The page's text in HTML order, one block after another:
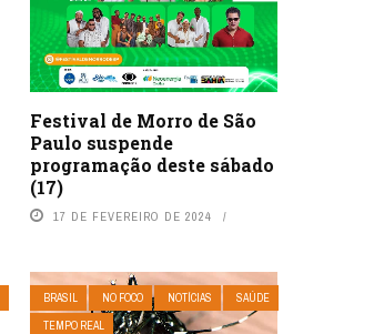
Festival de Morro de São
Paulo suspende
programação deste sábado
(17)
17 DE FEVEREIRO DE 2024
BRASIL NO FOCO NOTÍCIAS
SAÚDE
TEMPO REAL